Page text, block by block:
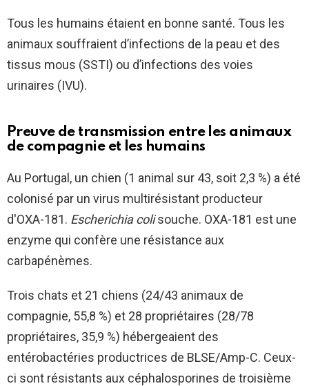
Tous les humains étaient en bonne santé. Tous les
animaux souffraient d’infections de la peau et des
tissus mous (SSTI) ou d’infections des voies
urinaires (IVU).
Preuve de transmission entre les animaux
de compagnie et les humains
Au Portugal, un chien (1 animal sur 43, soit 2,3 %) a été
colonisé par un virus multirésistant producteur
d'OXA-181. Escherichia colisouche. OXA-181 est une
enzyme qui confère une résistance aux
carbapénèmes.
Trois chats et 21 chiens (24/43 animaux de
compagnie, 55,8 %) et 28 propriétaires (28/78
propriétaires, 35,9 %) hébergeaient des
entérobactéries productrices de BLSE/Amp-C. Ceux-
ci sont résistants aux céphalosporines de troisième